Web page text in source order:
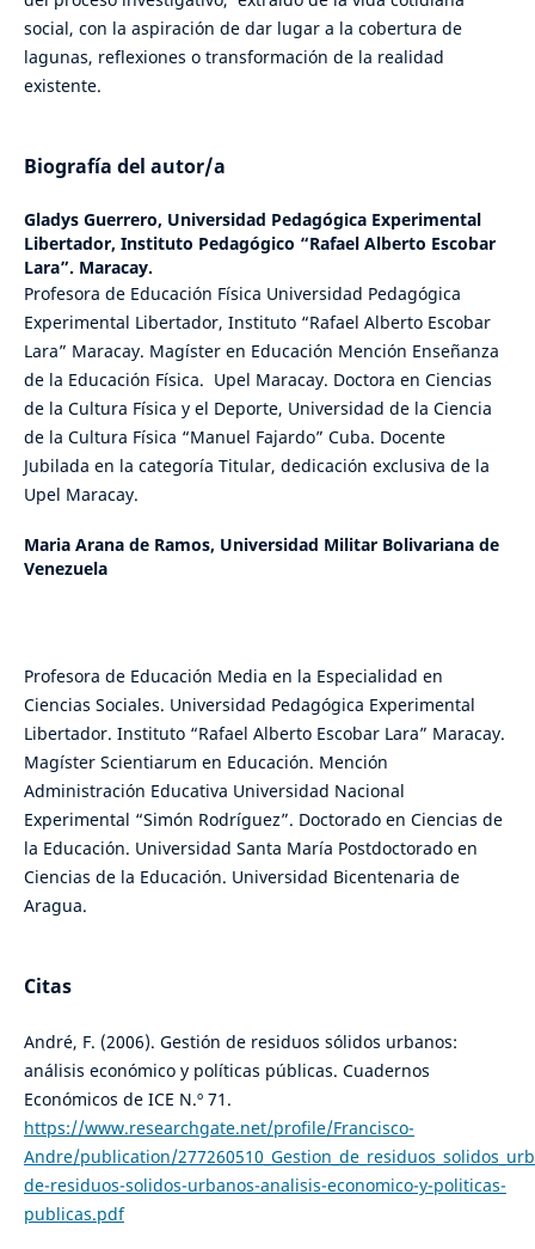
social, con la aspiración de dar lugar a la cobertura de
lagunas, reflexiones o transformación de la realidad
existente.
Biografía del autor/a
Gladys Guerrero, Universidad Pedagógica Experimental
Libertador, Instituto Pedagógico “Rafael Alberto Escobar
Lara”. Maracay.
Profesora de Educación Física Universidad Pedagógica
Experimental Libertador, Instituto “Rafael Alberto Escobar
Lara” Maracay. Magíster en Educación Mención Enseñanza
de la Educación Física. Upel Maracay. Doctora en Ciencias
de la Cultura Física y el Deporte, Universidad de la Ciencia
de la Cultura Física “Manuel Fajardo” Cuba. Docente
Jubilada en la categoría Titular, dedicación exclusiva de la
Upel Maracay.
Maria Arana de Ramos, Universidad Militar Bolivariana de
Venezuela
Profesora de Educación Media en la Especialidad en
Ciencias Sociales. Universidad Pedagógica Experimental
Libertador. Instituto “Rafael Alberto Escobar Lara” Maracay.
Magíster Scientiarum en Educación. Mención
Administración Educativa Universidad Nacional
Experimental “Simón Rodríguez”. Doctorado en Ciencias de
la Educación. Universidad Santa María Postdoctorado en
Ciencias de la Educación. Universidad Bicentenaria de
Aragua.
Citas
André, F. (2006). Gestión de residuos sólidos urbanos:
análisis económico y políticas públicas. Cuadernos
Económicos de ICE N.º 71.
https://www.researchgate.net/profile/Francisco-
Andre/publication/
de-residuos-solidos-urbanos-analisis-economico-y-politicas-
publicas.pdf